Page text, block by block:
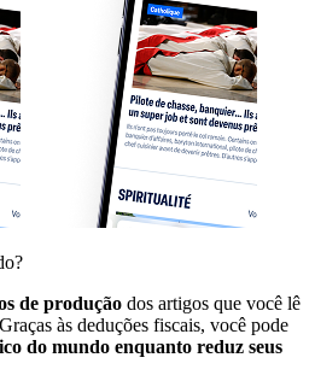
de produção dos artigos que você lê
às deduções fiscais, você pode
do mundo enquanto reduz seus